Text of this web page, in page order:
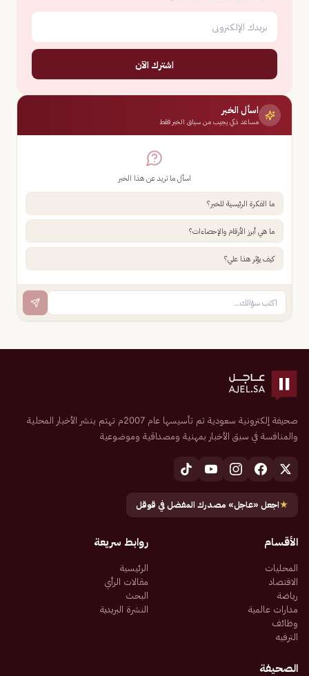
اشترك الآن
اسأل الخبر
مساعد ذكي يجيب من سياق الخبر فقط
اسأل ما تريد عن هذا الخبر
ما الفكرة الرئيسية للخبر؟
ما هي أبرز الأرقام والإحصاءات؟
كيف يؤثر هذا علي؟
صحيفة إلكترونية سعودية تم تأسيسها عام 2007م تهتم بنشر الأخبار المحلية
والمنافسة في سبق الأخبار بمهنية ومصداقية وموضوعية
★اجعل «عاجل» مصدرك المفضل في قوقل
الأقسام
المحليات
الاقتصاد
رياضة
مدارات عالمية
وظائف
الترفيه
روابط سريعة
الرئيسية
مقالات الرأي
البحث
النشرة البريدية
الصحيفة